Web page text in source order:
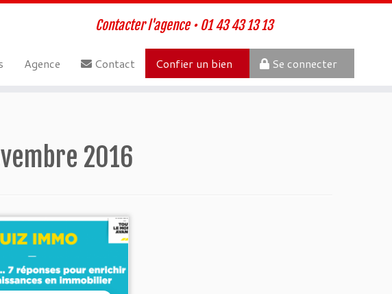
Contacter l'agence • 01 43 43 13 13
Agence Contact Confier un bien Se connecter
2016